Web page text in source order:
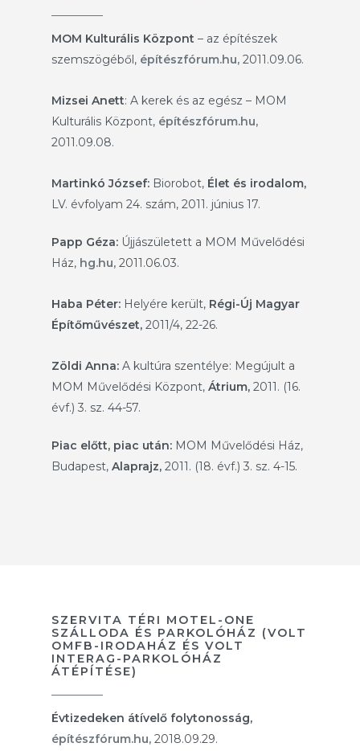
MOM Kulturális Központ – az építészek
szemszögéből, építészfórum.hu, 2011.09.06.
Mizsei Anett: A kerek és az egész – MOM
Kulturális Központ, építészfórum.hu,
2011.09.08.
Martinkó József: Biorobot, Élet és irodalom,
LV. évfolyam 24. szám, 2011. június 17.
Papp Géza: Újjászületett a MOM Művelődési
Ház, hg.hu, 2011.06.03.
Haba Péter: Helyére került, Régi-Új Magyar
Építőművészet, 2011/4, 22-26.
Zöldi Anna: A kultúra szentélye: Megújult a
MOM Művelődési Központ,Átrium, 2011. (16.
évf.) 3. sz. 44-57.
Piac előtt, piac után: MOM Művelődési Ház,
Budapest,Alaprajz, 2011. (18. évf.) 3. sz. 4-15.
SZERVITA TÉRI MOTEL-ONE
SZÁLLODA ÉS PARKOLÓHÁZ (VOLT
OMFB-IRODAHÁZ ÉS VOLT
INTERAG-PARKOLÓHÁZ
ÁTÉPÍTÉSE)
Évtizedeken átívelő folytonosság,
építészfórum.hu, 2018.09.29.